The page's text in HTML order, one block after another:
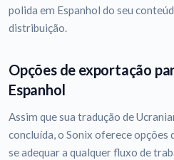
polida em Espanhol do seu
distribuição.
Opções de exportação
Espanhol
Assim que sua tradução de
concluída, o Sonix oferece
se adequar a qualquer fluxo de